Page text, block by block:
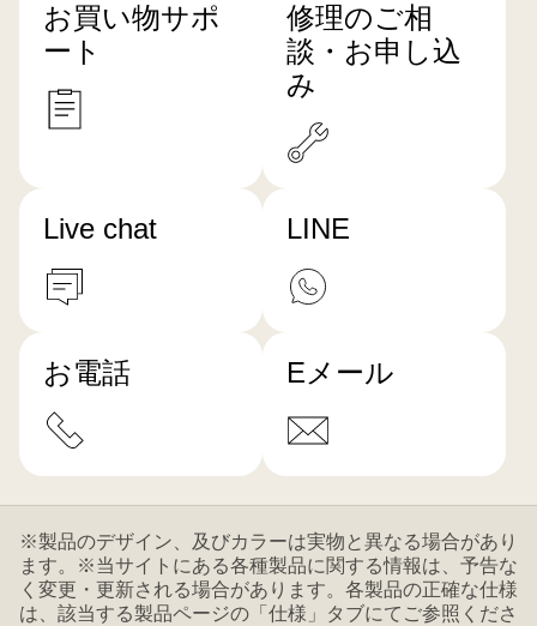
お買い物サポ
ート
修理のご相
談・お申し込
み
Live chat LINE
お電話 Eメール
※製品のデザイン、及びカラーは実物と異なる場合があり
ます。※当サイトにある各種製品に関する情報は、予告な
く変更・更新される場合があります。各製品の正確な仕様
は、該当する製品ページの「仕様」タブにてご参照くださ